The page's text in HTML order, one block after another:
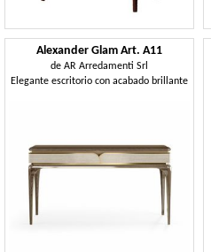
Alexander Glam Art. A11
de AR Arredamenti Srl
Elegante escritorio con acabado brillante